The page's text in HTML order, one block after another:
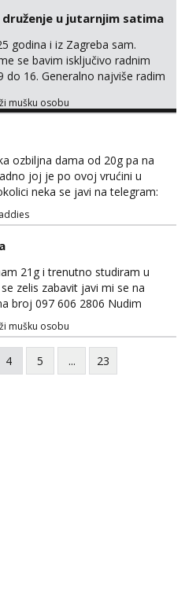
u jutarnjim satima
godina i iz Zagreba sam.
se bavim isključivo radnim
do 16. Generalno najviše radim
vjerovatno ćemo si
zainteresirana za one and
Ako se nalaziš u ovome, javi
sa nečime o sebi i tome
za daljnji d...
mušku osobu
ozbiljna dama od 20g pa na
joj je po ovoj vrućini u
neka se javi na telegram:
099 674 2553.
21g i trenutno studiram u
zelis zabavit javi mi se na
broj 097 606 2806 Nudim
uzivo i online
mušku osobu
4 5 ... 23